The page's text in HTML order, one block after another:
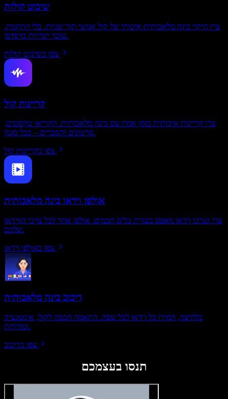
שיבוט קולות
צרו חיקוי בינה מלאכותית איכותי של קול אנושי תוך שניות. בלי התקנות.
עובד ישירות בדפדפן.
צפו בשיבוט קולות
קריינות קול
צרו קריינות איכותית בזמן אמת עם בינה מלאכותית. הקריאו טקסטים,
סרטונים והסברים – בכל סגנון.
צפו בקריינות קול
אולפן וידאו בינה מלאכותית
צרו וערכו וידאו מאפס בעזרת כלים חכמים. אולפן אחד לכל צרכי הווידאו
שלכם.
צפו באולפן וידאו
דיבוב בינה מלאכותית
בלחיצה, המירו כל וידאו לכל שפה. התאמה חכמה לקול, אינטונציה
ומהירות.
צפו בדיבוב
תנסו בעצמכם